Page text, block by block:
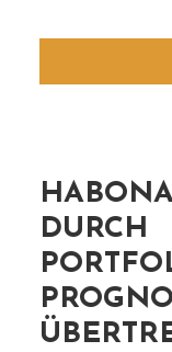
DURCH